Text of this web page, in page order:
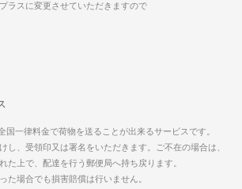
ラスに変更させていただきますので
国一律料金で荷物を送ることが出来るサービスです。
し、受領印又は署名をいただきます。ご不在の場合は、
た上で、配達を行う郵便局へ持ち戻ります。
た場合でも損害賠償は行いません。